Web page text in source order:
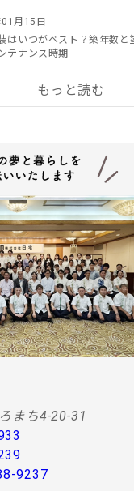
月15日
はいつがベスト？築年数と
テナンス時期
もっと読む
まち4-20-31
9237